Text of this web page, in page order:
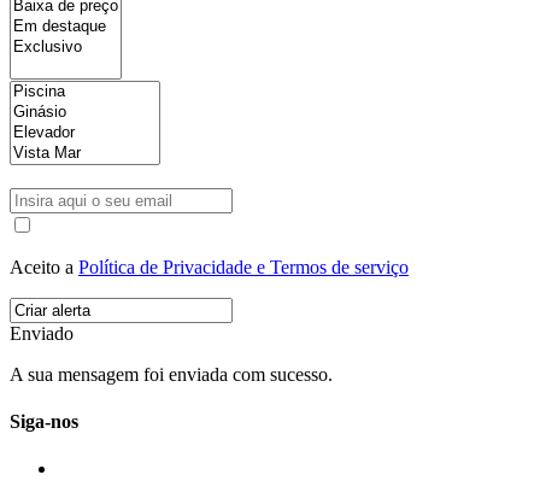
Aceito a Política de Privacidade e Termos de serviço
Enviado
A sua mensagem foi enviada com sucesso.
Siga-nos